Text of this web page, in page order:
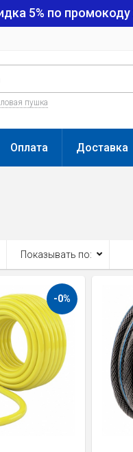
5% по промокоду
пушка
Оплата Доставка
Показывать по:
-0%